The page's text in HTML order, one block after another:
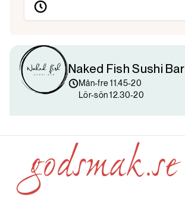
Naked Fish Sushi Bar
Mån-fre 11.45-20
Lör-sön 12.30-20